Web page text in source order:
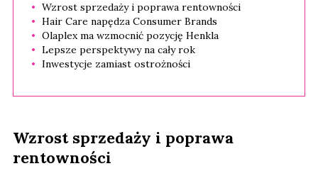
Wzrost sprzedaży i poprawa rentowności
Hair Care napędza Consumer Brands
Olaplex ma wzmocnić pozycję Henkla
Lepsze perspektywy na cały rok
Inwestycje zamiast ostrożności
Wzrost sprzedaży i poprawa
rentowności